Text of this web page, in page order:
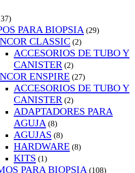
PARA BIOPSIA (29)
CLASSIC (2)
ACCESORIOS DE TUBO Y
CANISTER (2)
ENSPIRE (27)
ACCESORIOS DE TUBO Y
CANISTER (2)
ADAPTADORES PARA
AGUJA (8)
AGUJAS (8)
HARDWARE (8)
KITS (1)
PARA BIOPSIA (108)